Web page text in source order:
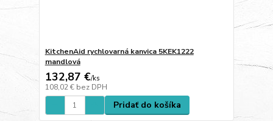
KitchenAid rychlovarná kanvica 5KEK1222
mandlová
132,87 €/ks
108,02 € bez DPH
Pridať do košíka